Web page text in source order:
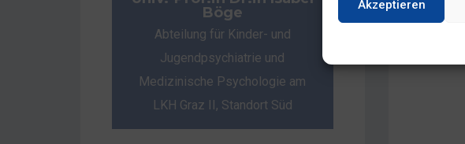
Akzeptieren
Böge
Abteilung für Kinder- und
Jugendpsychiatrie und
Medizinische Psychologie am
LKH Graz II, Standort Süd